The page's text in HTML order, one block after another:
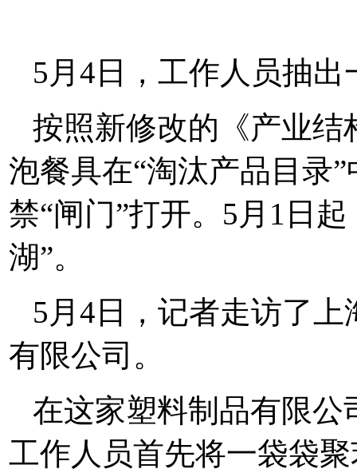
5月4日，工作人员抽
按照新修改的《产业
泡餐具在“淘汰产品目录
禁“闸门”打开。5月1日
湖”。
5月4日，记者走访了
有限公司。
在这家塑料制品有限
工作人员首先将一袋袋